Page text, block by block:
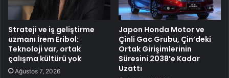
Strateji ve iş geliştirme
uzmanı İrem Eribol:
Teknoloji var, ortak
çalışma kültürü yok
Ağustos 7, 2026
Japon Honda Motor ve
Çinli Gac Grubu, Çin’deki
Ortak Girişimlerinin
Süresini 2038’e Kadar
Uzattı